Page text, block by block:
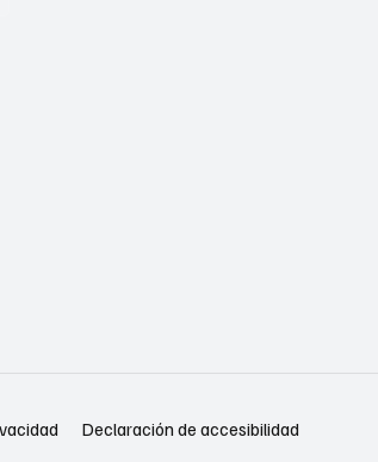
Declaración de accesibilidad